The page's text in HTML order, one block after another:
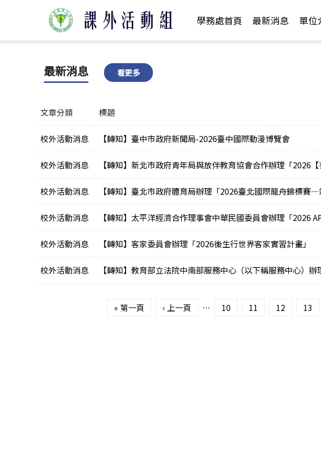
學務處首頁 最新消息 單位
最新消息 看更多
文章分類 標題
校外活動消息 【轉知】臺中市政府新聞局-2026臺中國際動漫博覽會
校外活動消息 【轉知】新北市政府青年局與放伴教育協會合作辦理「2026
校外活動消息 【轉知】臺北市政府體育局辦理「2026臺北國際龍舟錦標賽—
校外活動消息 【轉知】太平洋經濟合作理事會中華民國委員會辦理「2026
校外活動消息 【轉知】客家委員會辦理「2026後生行世界客家實習計畫」
校外活動消息 【轉知】教育部立法院中南部服務中心（以下稱服務中心）辦
« 第一頁 ‹ 上一頁 … 10 11 12 13